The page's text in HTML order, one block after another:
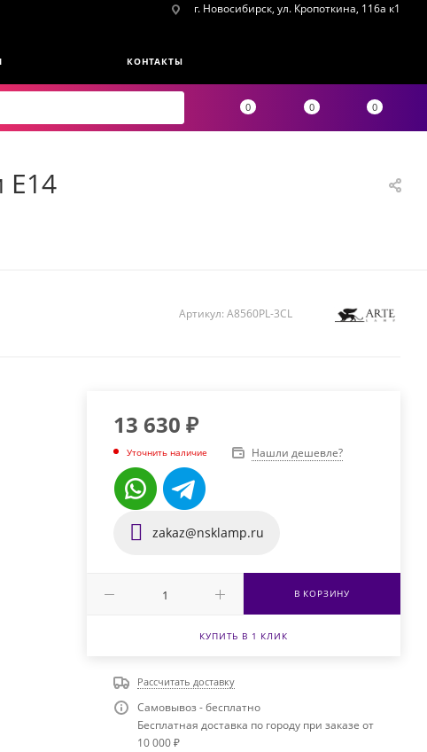
г. Новосибирск, ул. Кропоткина, 116а к1
КОНТАКТЫ
0 0 0
E14
Артикул: A8560PL-3CL
13 630 ₽
Уточнить наличие Нашли дешевле?
zakaz@nsklamp.ru
В КОРЗИНУ
КУПИТЬ В 1 КЛИК
Рассчитать доставку
Самовывоз - бесплатно
Бесплатная доставка по городу при заказе от
10 000 ₽